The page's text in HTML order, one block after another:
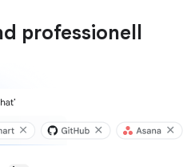
professionell